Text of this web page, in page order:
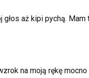
aż kipi pychą.
na moją rękę